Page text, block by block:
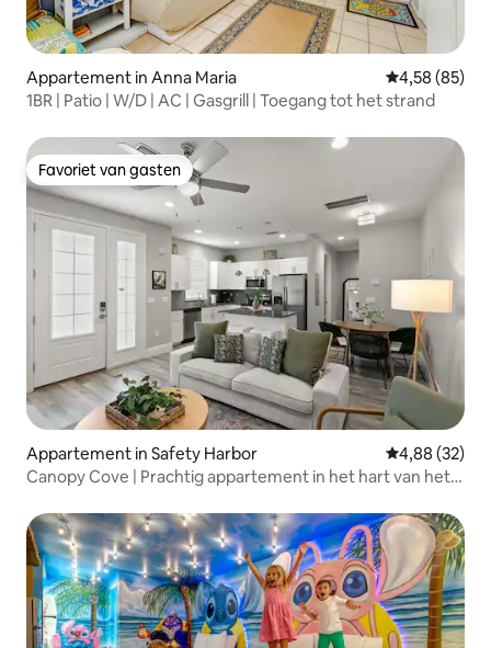
Appartement in Anna Maria Gemiddelde
4,58 (85)
1BR | Patio | W/D | AC | Gasgrill | Toegang tot het strand
Favoriet van gasten
Favoriet van gasten
Appartement in Safety Harbor Gemiddelde
4,88 (32)
Canopy Cove | Prachtig appartement in het hart van het